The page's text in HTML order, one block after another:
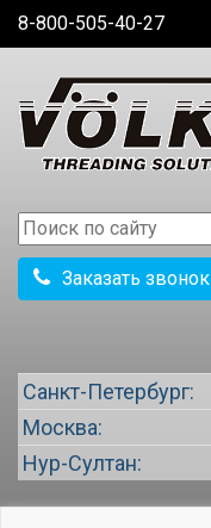
8-800-505-40-27
Заказать звонок
Санкт-Петербург:
Москва:
Нур-Султан: